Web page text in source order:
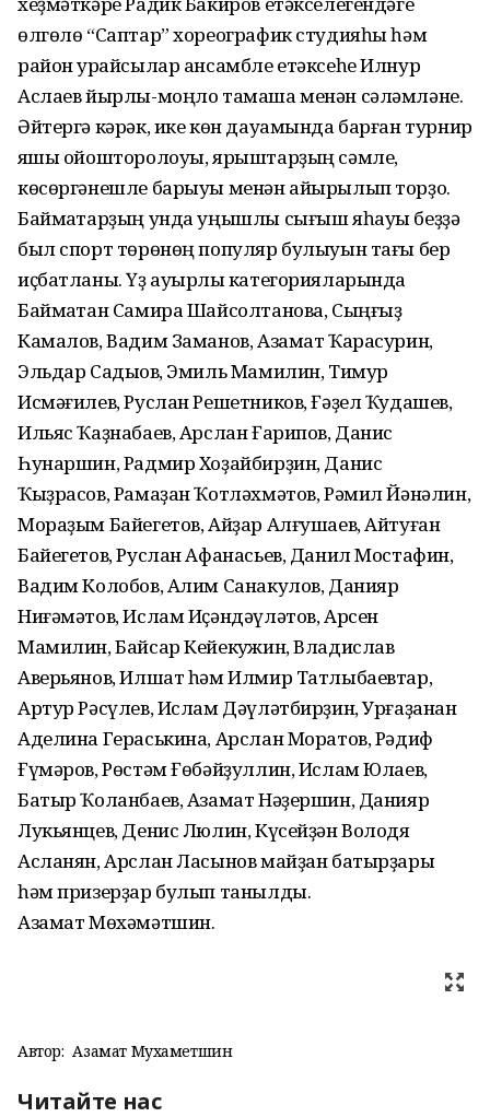
өлгөлө “Саптар” хореографик студияһы һәм
район ҡурайсылар ансамбле етәксеһе Илнур
Аслаев йырлы-моңло тамаша менән сәләмләне.
Әйтергә кәрәк, ике көн дауамында барған турнир
яҡшы ойошторолоуы, ярыштарҙың сәмле,
көсөргәнешле барыуы менән айырылып торҙо.
Баймаҡтарҙың унда уңышлы сығыш яһауы беҙҙә
был спорт төрөнөң популяр булыуын тағы бер
иҫбатланы. Үҙ ауырлыҡ категорияларында
Баймаҡтан Самира Шайсолтанова, Сыңғыҙ
Камалов, Вадим Заманов, Азамат Ҡарасурин,
Эльдар Садыҡов, Эмиль Мамилин, Тимур
Исмәғилев, Руслан Решетников, Ғәҙел Ҡудашев,
Ильяс Ҡаҙнабаев, Арслан Ғарипов, Данис
Һунаршин, Радмир Хоҙайбирҙин, Данис
Ҡыҙрасов, Рамаҙан Ҡотләхмәтов, Рәмил Йәнәлин,
Мораҙым Байегетов, Айҙар Алғушаев, Айтуған
Байегетов, Руслан Афанасьев, Данил Мостафин,
Вадим Колобов, Алим Санакулов, Данияр
Ниғәмәтов, Ислам Иҫәндәүләтов, Арсен
Мамилин, Байсар Кейекҡужин, Владислав
Аверьянов, Илшат һәм Илмир Татлыбаевтар,
Артур Рәсүлев, Ислам Дәүләтбирҙин, Урғаҙанан
Аделина Гераськина, Арслан Моратов, Рәдиф
Ғүмәров, Рөстәм Ғөбәйҙуллин, Ислам Юлаев,
Батыр Ҡоланбаев, Азамат Нәҙершин, Данияр
Лукьянцев, Денис Люлин, Күсейҙән Володя
Асланян, Арслан Ласынов майҙан батырҙары
һәм призерҙар булып танылды.
Азамат Мөхәмәтшин.
Автор: Азамат Мухаметшин
Читайте нас